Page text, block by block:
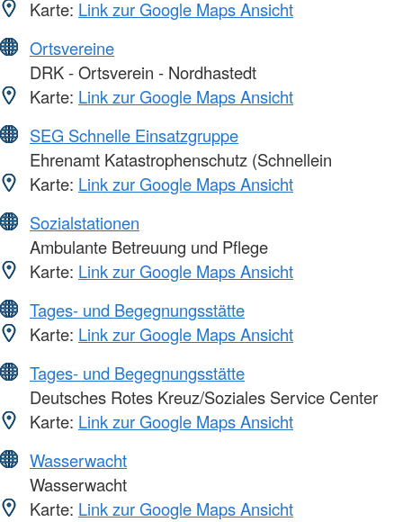
Karte: Link zur Google Maps Ansicht
Ortsvereine
DRK - Ortsverein - Nordhastedt
Karte: Link zur Google Maps Ansicht
SEG Schnelle Einsatzgruppe
Ehrenamt Katastrophenschutz (Schnellein
Karte: Link zur Google Maps Ansicht
Sozialstationen
Ambulante Betreuung und Pflege
Karte: Link zur Google Maps Ansicht
Tages- und Begegnungsstätte
Karte: Link zur Google Maps Ansicht
Tages- und Begegnungsstätte
Deutsches Rotes Kreuz/Soziales Service Center
Karte: Link zur Google Maps Ansicht
Wasserwacht
Wasserwacht
Karte: Link zur Google Maps Ansicht